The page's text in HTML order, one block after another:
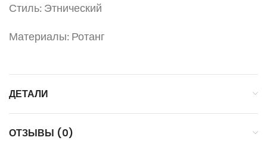
Стиль: Этнический
Материалы: Ротанг
ДЕТАЛИ
ОТЗЫВЫ (0)